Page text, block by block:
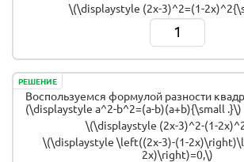
\(\displaystyle (2x-3)^2=(1-
1
РЕШЕНИЕ
Воспользуемся формулой разности
(\displaystyle a^2-b^2=(a-b)(a+b){\small
\(\displaystyle (2x-3)^2-(1-
\(\displaystyle \left((2x-3)-(1-
2x)\right)=0,\)